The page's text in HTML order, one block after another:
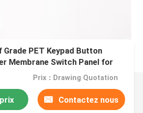
PET Keypad Button
Membrane Switch Panel for
Systems
Prix：Drawing Quotation
Contactez nous